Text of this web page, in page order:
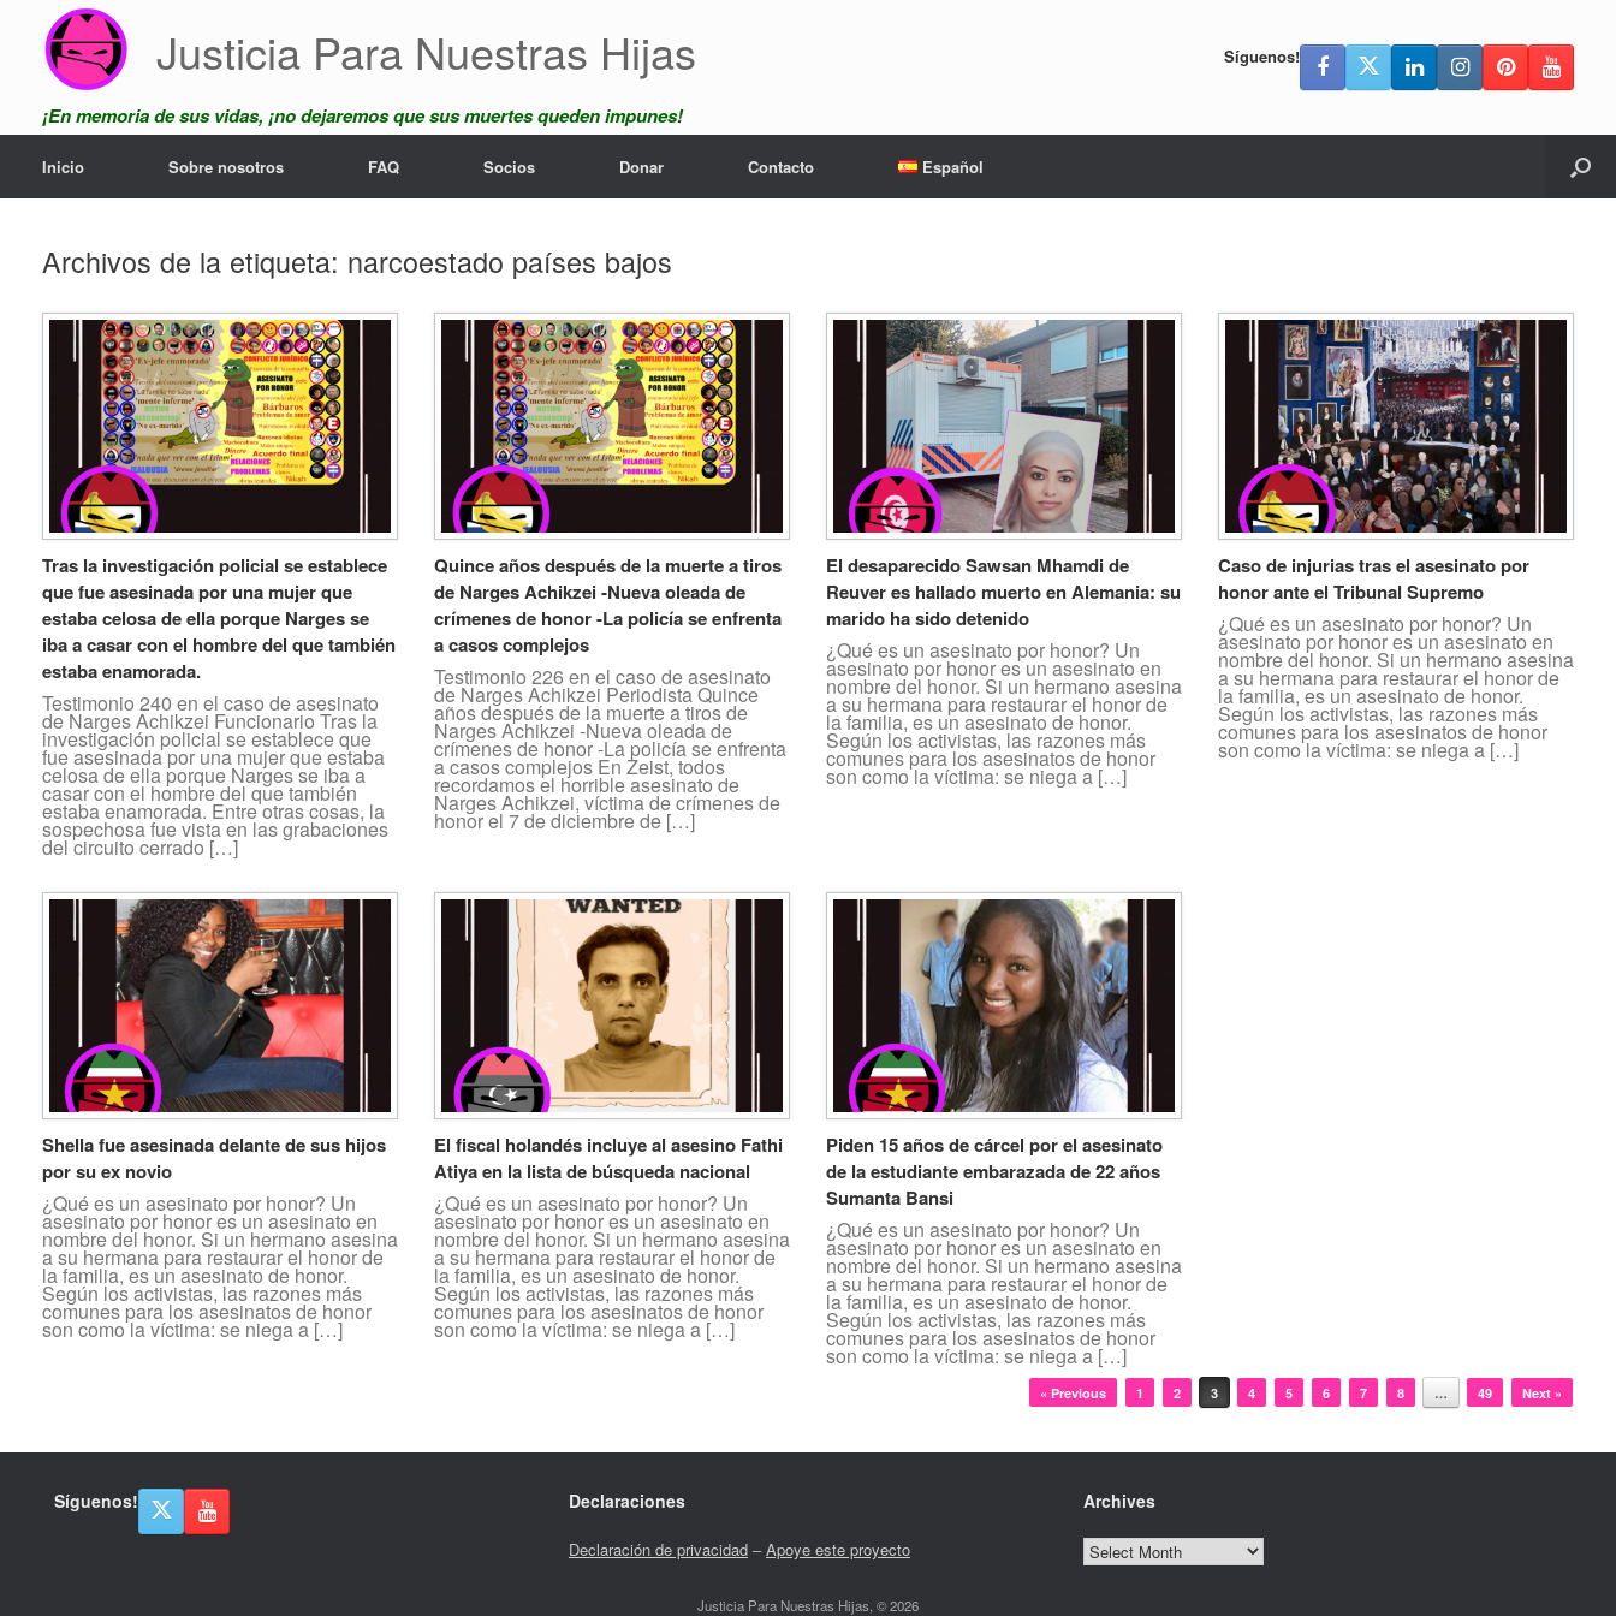
contenido
Justicia Para Nuestras Hijas
¡En memoria de sus vidas, ¡no dejaremos que sus muertes queden impunes!
Síguenos!
Inicio Sobre nosotros FAQ Socios Donar Contacto Español
Archivos de la etiqueta: narcoestado países bajos
Tras la investigación policial se establece
que fue asesinada por una mujer que
estaba celosa de ella porque Narges se
iba a casar con el hombre del que también
estaba enamorada.
Testimonio 240 en el caso de asesinato
de Narges Achikzei Funcionario Tras la
investigación policial se establece que
fue asesinada por una mujer que estaba
celosa de ella porque Narges se iba a
casar con el hombre del que también
estaba enamorada. Entre otras cosas, la
sospechosa fue vista en las grabaciones
del circuito cerrado […]
Quince años después de la muerte a tiros
de Narges Achikzei -Nueva oleada de
crímenes de honor -La policía se enfrenta
a casos complejos
Testimonio 226 en el caso de asesinato
de Narges Achikzei Periodista Quince
años después de la muerte a tiros de
Narges Achikzei -Nueva oleada de
crímenes de honor -La policía se enfrenta
a casos complejos En Zeist, todos
recordamos el horrible asesinato de
Narges Achikzei, víctima de crímenes de
honor el 7 de diciembre de […]
El desaparecido Sawsan Mhamdi de
Reuver es hallado muerto en Alemania: su
marido ha sido detenido
¿Qué es un asesinato por honor? Un
asesinato por honor es un asesinato en
nombre del honor. Si un hermano asesina
a su hermana para restaurar el honor de
la familia, es un asesinato de honor.
Según los activistas, las razones más
comunes para los asesinatos de honor
son como la víctima: se niega a […]
Caso de injurias tras el asesinato por
honor ante el Tribunal Supremo
¿Qué es un asesinato por honor? Un
asesinato por honor es un asesinato en
nombre del honor. Si un hermano asesina
a su hermana para restaurar el honor de
la familia, es un asesinato de honor.
Según los activistas, las razones más
comunes para los asesinatos de honor
son como la víctima: se niega a […]
Shella fue asesinada delante de sus hijos
por su ex novio
¿Qué es un asesinato por honor? Un
asesinato por honor es un asesinato en
nombre del honor. Si un hermano asesina
a su hermana para restaurar el honor de
la familia, es un asesinato de honor.
Según los activistas, las razones más
comunes para los asesinatos de honor
son como la víctima: se niega a […]
El fiscal holandés incluye al asesino Fathi
Atiya en la lista de búsqueda nacional
¿Qué es un asesinato por honor? Un
asesinato por honor es un asesinato en
nombre del honor. Si un hermano asesina
a su hermana para restaurar el honor de
la familia, es un asesinato de honor.
Según los activistas, las razones más
comunes para los asesinatos de honor
son como la víctima: se niega a […]
Piden 15 años de cárcel por el asesinato
de la estudiante embarazada de 22 años
Sumanta Bansi
¿Qué es un asesinato por honor? Un
asesinato por honor es un asesinato en
nombre del honor. Si un hermano asesina
a su hermana para restaurar el honor de
la familia, es un asesinato de honor.
Según los activistas, las razones más
comunes para los asesinatos de honor
son como la víctima: se niega a […]
« Previous 1 2 3 4 5 6 7 8 … 49 Next »
Síguenos! Declaraciones
Declaración de privacidad–Apoye este proyecto
Archives
Archives
Justicia Para Nuestras Hijas, © 2026